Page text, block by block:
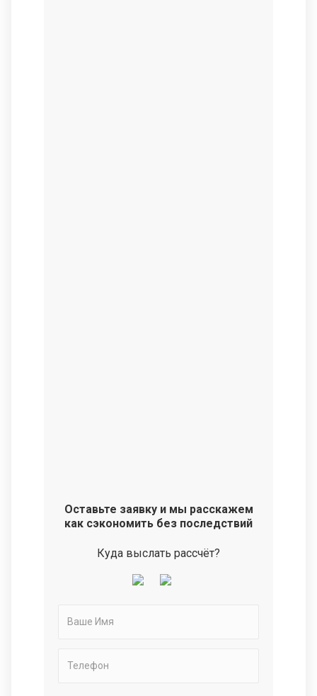
Оставьте заявку и мы расскажем
как сэкономить без последствий
Куда выслать рассчёт?